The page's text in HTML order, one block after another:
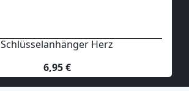
Schlüsselanhänger Herz
6,95 €